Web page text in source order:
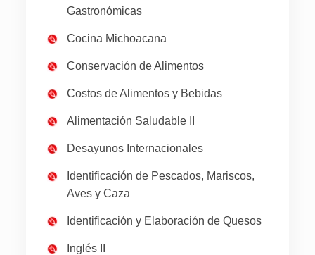
Gastronómicas
Cocina Michoacana
Conservación de Alimentos
Costos de Alimentos y Bebidas
Alimentación Saludable II
Desayunos Internacionales
Identificación de Pescados, Mariscos,
Aves y Caza
Identificación y Elaboración de Quesos
Inglés II